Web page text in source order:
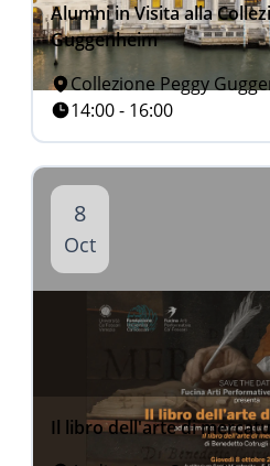
Alumni in Visita alla
Guggenheim
Collezione Peggy
14:00 - 16:00
8
Oct
Il libro dell'arte di